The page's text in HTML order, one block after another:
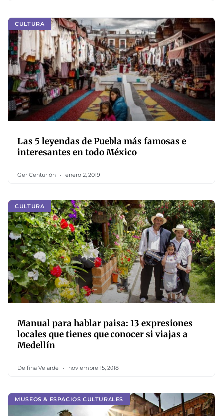
CULTURA
Las 5 leyendas de Puebla más famosas e
interesantes en todo México
Ger Centurión enero 2, 2019
CULTURA
Manual para hablar paisa: 13 expresiones
locales que tienes que conocer si viajas a
Medellín
Delfina Velarde noviembre 15, 2018
MUSEOS & ESPACIOS CULTURALES